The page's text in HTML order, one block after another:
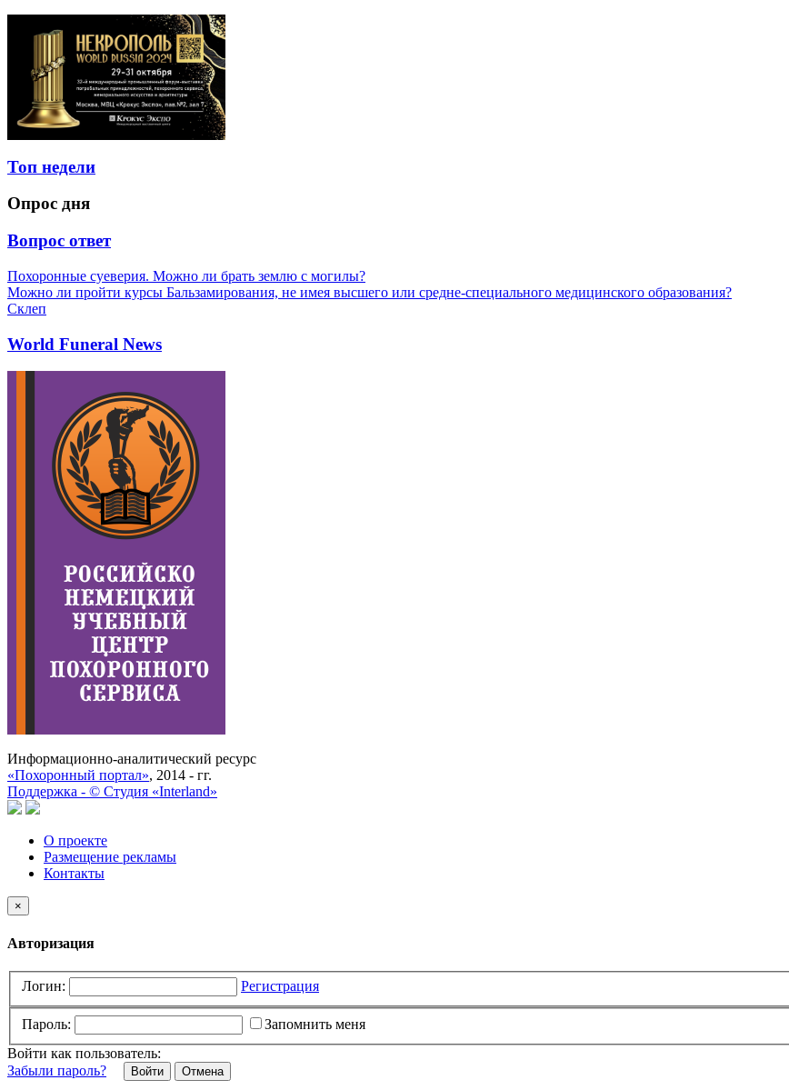
Топ недели
Опрос дня
Вопрос ответ
Похоронные суеверия. Можно ли брать землю с могилы?
Можно ли пройти курсы Бальзамирования, не имея высшего или средне-специального медицинского образования?
Склеп
World Funeral News
Информационно-аналитический ресурс
«Похоронный портал», 2014 - гг.
Поддержка - © Cтудия «Interland»
О проекте
Размещение рекламы
Контакты
×
Авторизация
Логин: Регистрация
Пароль:
Запомнить меня
Войти как пользователь:
Забыли пароль?
Отмена